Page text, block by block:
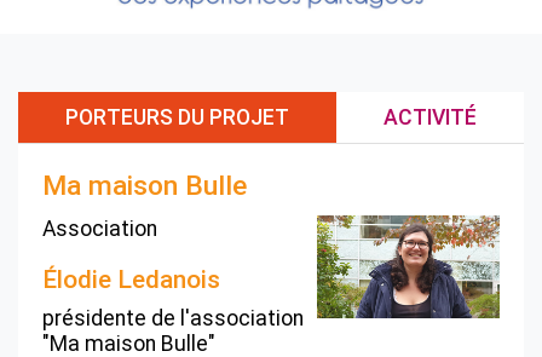
PORTEURS DU PROJET ACTIVITÉ
Ma maison Bulle
Association
Élodie Ledanois
présidente de l'association
"Ma maison Bulle"